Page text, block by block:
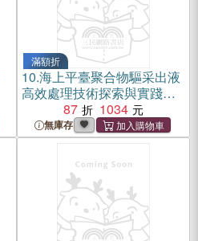
滿額折
10.海上平臺聚合物驅采出液
高效處理技術探索與實踐
（簡體書）
87 1034
無庫存